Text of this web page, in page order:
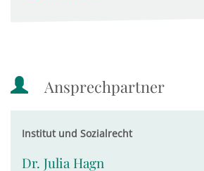
Ansprechpartner
Institut und Sozialrecht
Dr. Julia Hagn